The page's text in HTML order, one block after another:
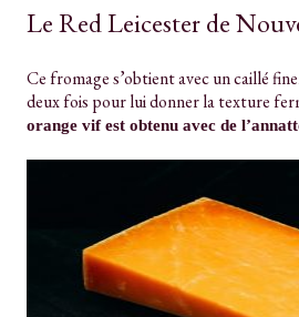
Le Red Leicester de
Ce fromage s’obtient avec un caillé
deux fois pour lui donner la texture
orange vif est obtenu avec de